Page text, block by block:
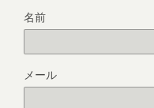
名前
メール